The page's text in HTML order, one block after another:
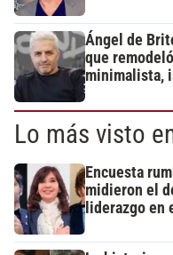
Ángel de
que
minimalista,
Lo más visto
Encuesta
midieron el
liderazgo en